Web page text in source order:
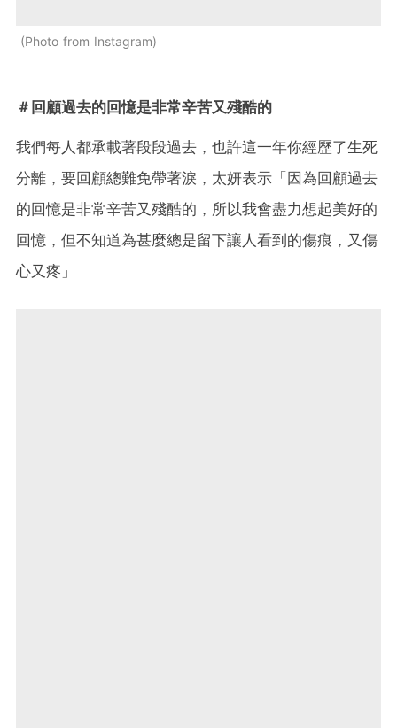
Photo from Instagram
＃回顧過去的回憶是非常辛苦又殘酷的
我們每人都承載著段段過去，也許這一年你經歷了生死
分離，要回顧總難免帶著淚，太妍表示「因為回顧過去
的回憶是非常辛苦又殘酷的，所以我會盡力想起美好的
回憶，但不知道為甚麼總是留下讓人看到的傷痕，又傷
心又疼」